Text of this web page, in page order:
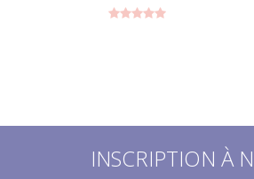
INSCRIPTION À